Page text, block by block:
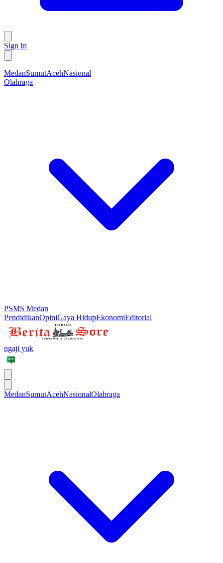
Sign In
MedanSumutAcehNasional
Olahraga
PSMS Medan
PendidikanOpiniGaya HidupEkonomiEditorial
ngaji yuk
MedanSumutAcehNasionalOlahraga